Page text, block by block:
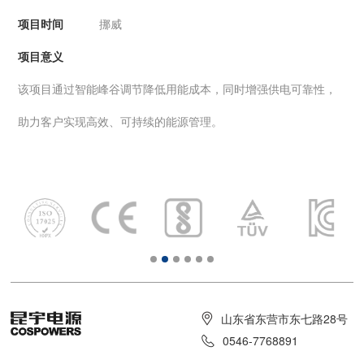
项目时间
挪威
项目意义
该项目通过智能峰谷调节降低用能成本，同时增强供电可靠性，
助力客户实现高效、可持续的能源管理。
山东省东营市东七路28号
0546-7768891